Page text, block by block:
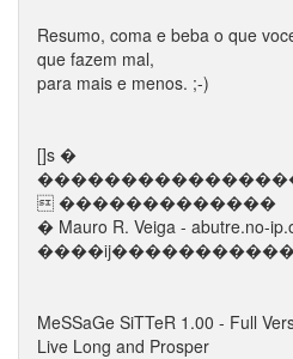
Resumo, coma e beba o que
que fazem mal,
para mais e menos. ;-)
[]s �
 �������������
� Mauro R. Veiga - abutre.no-
MeSSaGe SiTTeR 1.00 - Full
Live Long and Prosper